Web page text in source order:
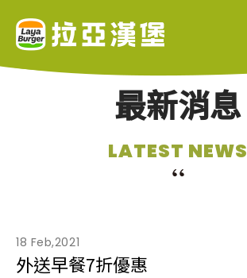
ABOUT US
最新消息
LATEST NEWS
18 Feb,2021
外送早餐7折優惠